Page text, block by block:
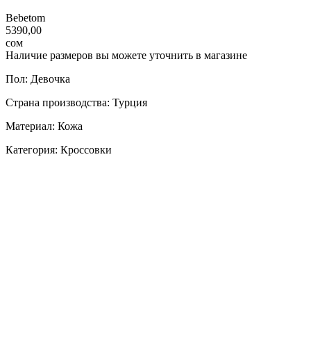
Bebetom
5390,00
сом
Наличие размеров вы можете уточнить в магазине
Пол: Девочка
Страна производства: Турция
Материал: Кожа
Категория: Кроссовки